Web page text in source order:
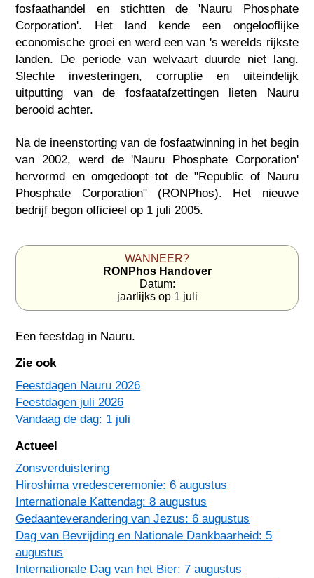
fosfaathandel en stichtten de 'Nauru Phosphate
Corporation'. Het land kende een ongelooflijke
economische groei en werd een van 's werelds rijkste
landen. De periode van welvaart duurde niet lang.
Slechte investeringen, corruptie en uiteindelijk
uitputting van de fosfaatafzettingen lieten Nauru
berooid achter.
Na de ineenstorting van de fosfaatwinning in het begin
van 2002, werd de 'Nauru Phosphate Corporation'
hervormd en omgedoopt tot de "Republic of Nauru
Phosphate Corporation" (RONPhos). Het nieuwe
bedrijf begon officieel op 1 juli 2005.
WANNEER?
RONPhos Handover
Datum:
jaarlijks op 1 juli
Een feestdag in Nauru.
Zie ook
Feestdagen Nauru 2026
Feestdagen juli 2026
Vandaag de dag: 1 juli
Actueel
Zonsverduistering
Hiroshima vredesceremonie: 6 augustus
Internationale Kattendag: 8 augustus
Gedaanteverandering van Jezus: 6 augustus
Dag van Bevrijding en Nationale Dankbaarheid: 5
augustus
Internationale Dag van het Bier: 7 augustus